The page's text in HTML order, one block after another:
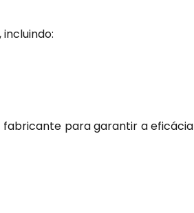
fabricante para garantir a eficácia